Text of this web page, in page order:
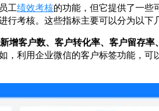
工绩效考核的功能，但它提供了一些
行考核。这些指标主要可以分为以下
新增客户数、客户转化率、客户留存率
，利用企业微信的客户标签功能，